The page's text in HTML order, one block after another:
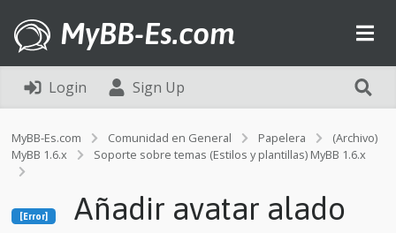
MyBB-Es.com
Login Sign Up
MyBB-Es.com Comunidad en General Papelera
(Archivo)
MyBB 1.6.x
Soporte sobre temas (Estilos y plantillas) MyBB 1.6.x
ñ
[Error]
Añadir avatar alado